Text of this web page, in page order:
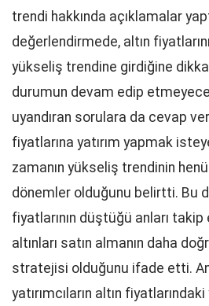
trendi hakkında açıklamalar
değerlendirmede, altın
yükseliş trendine girdiğine
durumun devam edip
uyandıran sorulara da cevap
fiyatlarına yatırım yapmak
zamanın yükseliş trendinin
dönemler olduğunu belirtti. Bu
fiyatlarının düştüğü anları
altınları satın almanın daha
stratejisi olduğunu ifade etti.
yatırımcıların altın